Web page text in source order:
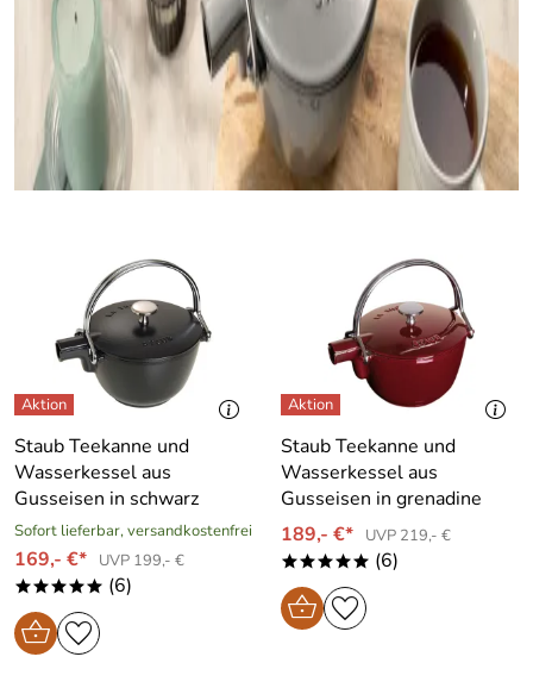
Staub Teekanne und
Wasserkessel aus
Gusseisen in schwarz
Sofort lieferbar, versandkostenfrei
169,- €* UVP 199,- €
***** (6)
Staub Teekanne und
Wasserkessel aus
Gusseisen in grenadine
189,- €*
UVP 219,- €
***** (6)